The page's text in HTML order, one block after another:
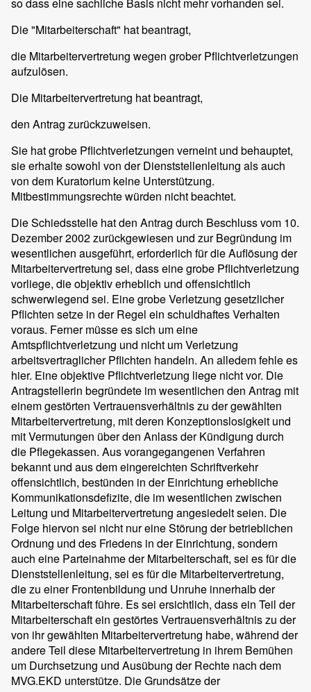
Die "Mitarbeiterschaft" hat beantragt,
die Mitarbeitervertretung wegen grober Pflichtverletzungen
aufzulösen.
Die Mitarbeitervertretung hat beantragt,
den Antrag zurückzuweisen.
Sie hat grobe Pflichtverletzungen verneint und behauptet,
sie erhalte sowohl von der Dienststellenleitung als auch
von dem Kuratorium keine Unterstützung.
Mitbestimmungsrechte würden nicht beachtet.
Die Schiedsstelle hat den Antrag durch Beschluss vom 10.
Dezember 2002 zurückgewiesen und zur Begründung im
wesentlichen ausgeführt, erforderlich für die Auflösung der
Mitarbeitervertretung sei, dass eine grobe Pflichtverletzung
vorliege, die objektiv erheblich und offensichtlich
schwerwiegend sei. Eine grobe Verletzung gesetzlicher
Pflichten setze in der Regel ein schuldhaftes Verhalten
voraus. Ferner müsse es sich um eine
Amtspflichtverletzung und nicht um Verletzung
arbeitsvertraglicher Pflichten handeln. An alledem fehle es
hier. Eine objektive Pflichtverletzung liege nicht vor. Die
Antragstellerin begründete im wesentlichen den Antrag mit
einem gestörten Vertrauensverhältnis zu der gewählten
Mitarbeitervertretung, mit deren Konzeptionslosigkeit und
mit Vermutungen über den Anlass der Kündigung durch
die Pflegekassen. Aus vorangegangenen Verfahren
bekannt und aus dem eingereichten Schriftverkehr
offensichtlich, bestünden in der Einrichtung erhebliche
Kommunikationsdefizite, die im wesentlichen zwischen
Leitung und Mitarbeitervertretung angesiedelt seien. Die
Folge hiervon sei nicht nur eine Störung der betrieblichen
Ordnung und des Friedens in der Einrichtung, sondern
auch eine Parteinahme der Mitarbeiterschaft, sei es für die
Dienststellenleitung, sei es für die Mitarbeitervertretung,
die zu einer Frontenbildung und Unruhe innerhalb der
Mitarbeiterschaft führe. Es sei ersichtlich, dass ein Teil der
Mitarbeiterschaft ein gestörtes Vertrauensverhältnis zu der
von ihr gewählten Mitarbeitervertretung habe, während der
andere Teil diese Mitarbeitervertretung in ihrem Bemühen
um Durchsetzung und Ausübung der Rechte nach dem
MVG.EKD unterstütze. Die Grundsätze der